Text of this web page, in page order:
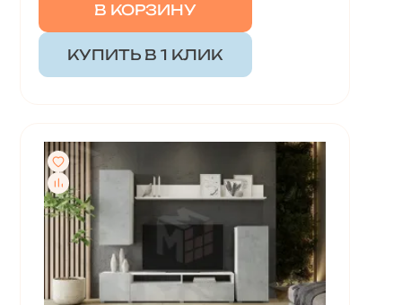
В КОРЗИНУ
КУПИТЬ В 1 КЛИК